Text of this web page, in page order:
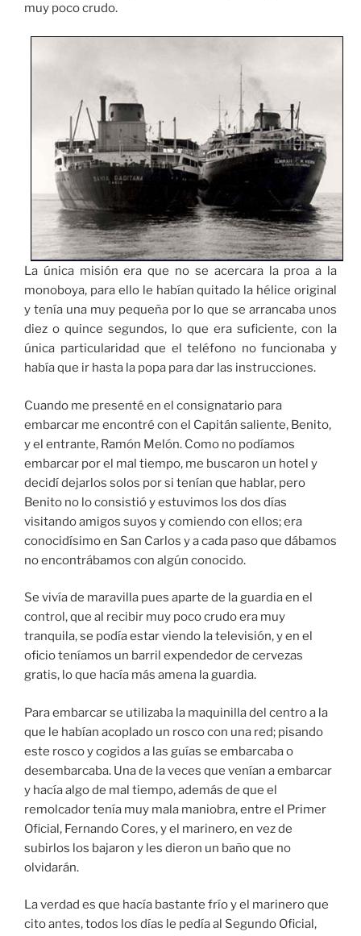
muy poco crudo.
La única misión era que no se acercara la proa a la
monoboya, para ello le habían quitado la hélice original
y tenía una muy pequeña por lo que se arrancaba unos
diez o quince segundos, lo que era suficiente, con la
única particularidad que el teléfono no funcionaba y
había que ir hasta la popa para dar las instrucciones.
Cuando me presenté en el consignatario para
embarcar me encontré con el Capitán saliente, Benito,
y el entrante, Ramón Melón. Como no podíamos
embarcar por el mal tiempo, me buscaron un hotel y
decidí dejarlos solos por si tenían que hablar, pero
Benito no lo consistió y estuvimos los dos días
visitando amigos suyos y comiendo con ellos; era
conocidísimo en San Carlos y a cada paso que dábamos
no encontrábamos con algún conocido.
Se vivía de maravilla pues aparte de la guardia en el
control, que al recibir muy poco crudo era muy
tranquila, se podía estar viendo la televisión, y en el
oficio teníamos un barril expendedor de cervezas
gratis, lo que hacía más amena la guardia.
Para embarcar se utilizaba la maquinilla del centro a la
que le habían acoplado un rosco con una red; pisando
este rosco y cogidos a las guías se embarcaba o
desembarcaba. Una de la veces que venían a embarcar
y hacía algo de mal tiempo, además de que el
remolcador tenía muy mala maniobra, entre el Primer
Oficial, Fernando Cores, y el marinero, en vez de
subirlos los bajaron y les dieron un baño que no
olvidarán.
La verdad es que hacía bastante frío y el marinero que
cito antes, todos los días le pedía al Segundo Oficial,